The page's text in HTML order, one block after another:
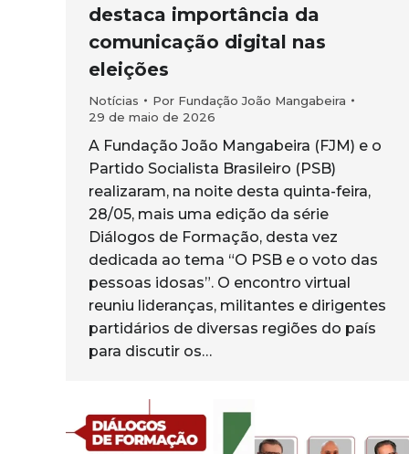
destaca importância da
comunicação digital nas
eleições
Notícias Por Fundação João Mangabeira
29 de maio de 2026
A Fundação João Mangabeira (FJM) e o
Partido Socialista Brasileiro (PSB)
realizaram, na noite desta quinta-feira,
28/05, mais uma edição da série
Diálogos de Formação, desta vez
dedicada ao tema “O PSB e o voto das
pessoas idosas”. O encontro virtual
reuniu lideranças, militantes e dirigentes
partidários de diversas regiões do país
para discutir os…